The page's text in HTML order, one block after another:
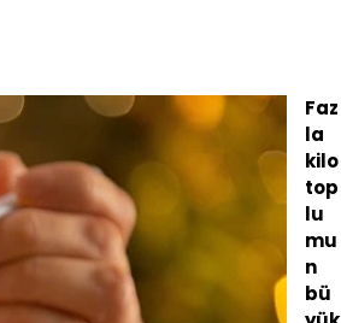
Faz
la
kilo
top
lu
mu
n
bü